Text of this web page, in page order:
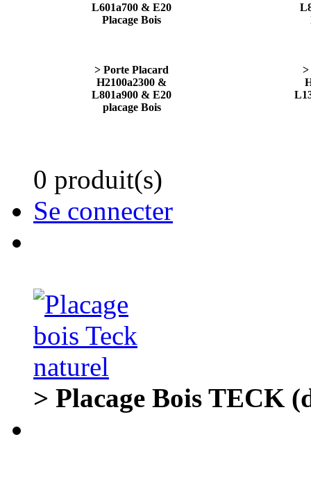
L601a700 & E20
Placage Bois
> Porte Placard
H2100a2300 &
L801a900 & E20
placage Bois
>
0 produit(s)
Se connecter
> Placage Bois TECK